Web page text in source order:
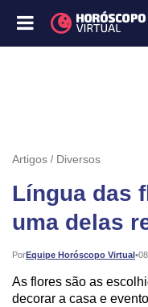
Artigos Diversos
Língua das
uma delas
PorEquipe Horóscopo Virtual•
Publicado:
As flores são as
decorar a casa e